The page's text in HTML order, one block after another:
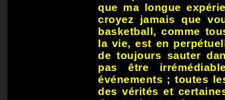
que ma longue
croyez jamais que
basketball, comme
la vie, est en
de toujours sauter
pas être
événements ; toutes
des vérités et